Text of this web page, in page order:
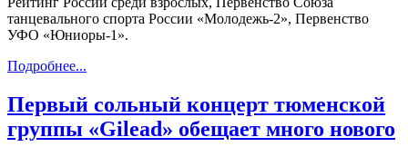
танцевального спорта России «Молодежь-2», Первенство
УФО «Юниоры-1».
Подробнее...
Первый сольный концерт тюменской
группы «Gilead» обещает много нового